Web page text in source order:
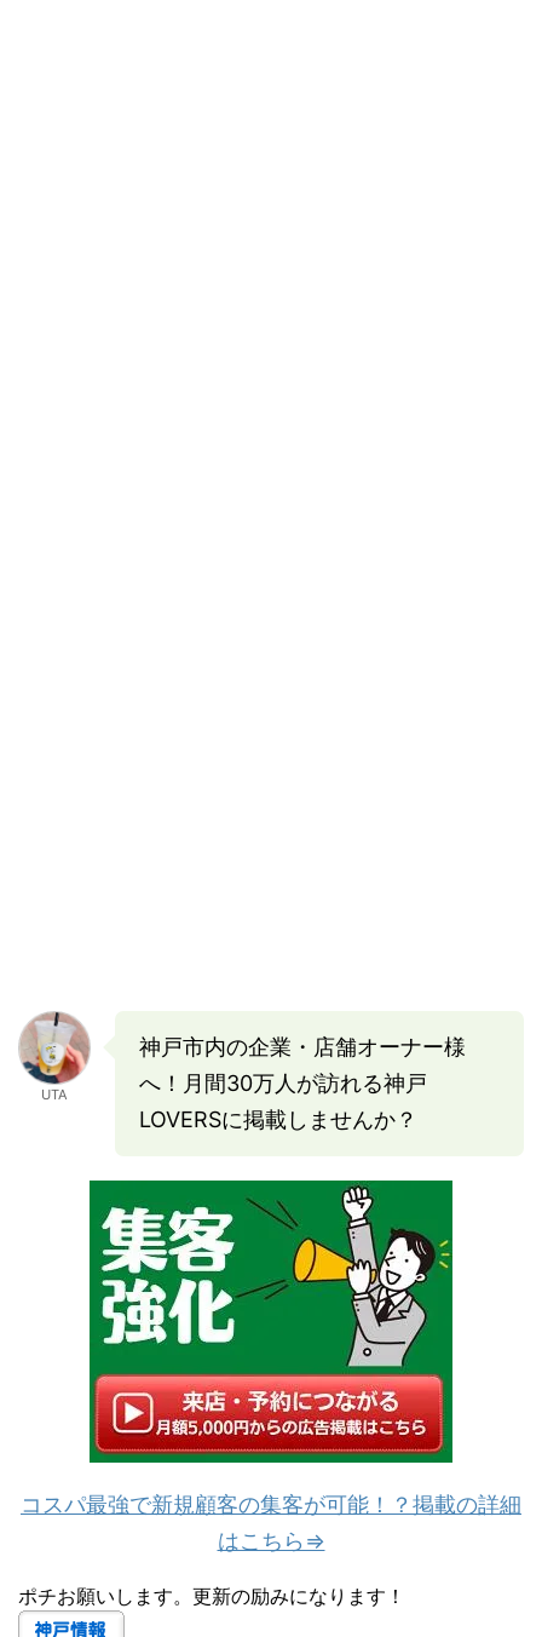
UTA
神戸市内の企業・店舗オーナー様
へ！月間30万人が訪れる神戸
LOVERSに掲載しませんか？
コスパ最強で新規顧客の集客が可能！？掲載の詳細
はこちら⇒
ポチお願いします。更新の励みになります！